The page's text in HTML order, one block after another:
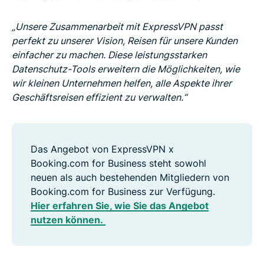
„Unsere Zusammenarbeit mit ExpressVPN passt
perfekt zu unserer Vision, Reisen für unsere Kunden
einfacher zu machen. Diese leistungsstarken
Datenschutz-Tools erweitern die Möglichkeiten, wie
wir kleinen Unternehmen helfen, alle Aspekte ihrer
Geschäftsreisen effizient zu verwalten.“
Das Angebot von ExpressVPN x
Booking.com for Business steht sowohl
neuen als auch bestehenden Mitgliedern von
Booking.com for Business zur Verfügung.
Hier erfahren Sie, wie Sie das Angebot
nutzen können.